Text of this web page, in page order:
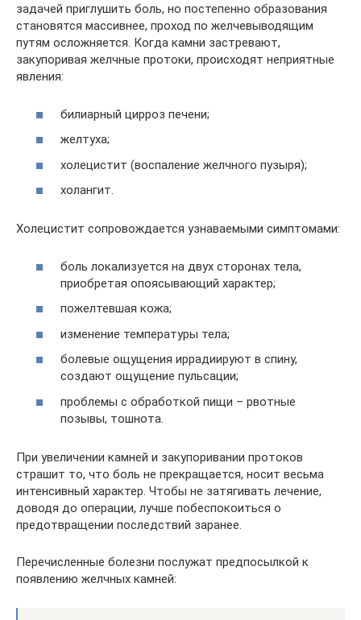
задачей приглушить боль, но постепенно образования
становятся массивнее, проход по желчевыводящим
путям осложняется. Когда камни застревают,
закупоривая желчные протоки, происходят неприятные
явления:
билиарный цирроз печени;
желтуха;
холецистит (воспаление желчного пузыря);
холангит.
Холецистит сопровождается узнаваемыми симптомами:
боль локализуется на двух сторонах тела,
приобретая опоясывающий характер;
пожелтевшая кожа;
изменение температуры тела;
болевые ощущения иррадиируют в спину,
создают ощущение пульсации;
проблемы с обработкой пищи – рвотные
позывы, тошнота.
При увеличении камней и закупоривании протоков
страшит то, что боль не прекращается, носит весьма
интенсивный характер. Чтобы не затягивать лечение,
доводя до операции, лучше побеспокоиться о
предотвращении последствий заранее.
Перечисленные болезни послужат предпосылкой к
появлению желчных камней: